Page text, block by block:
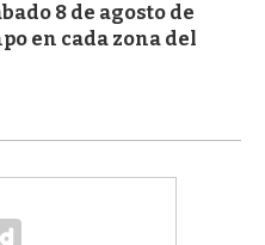
8 de agosto de
en cada zona del